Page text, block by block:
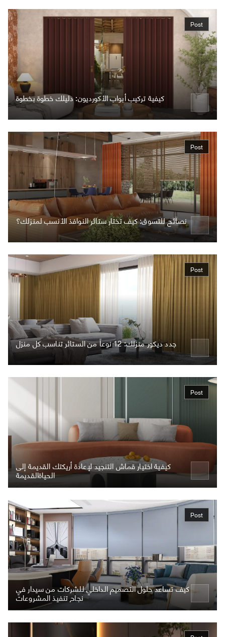
Post
كيفية تركيب أبواب الأكورديون: دليلك خطوة بخطوة
Post
نصائح للتسوق: كيف تختار ستائر النوافذ الأنسب لمنزلك؟
Post
جدد ديكور منزلك: 12 نوعاً من الستائر تناسب كل منزل
Post
كيفية اختيار قماش التنجيد لإعادة أريكتك القديمة إلى
الحياةالقديمة
Post
كيف تساعد حلول التصميم الداخلي للشركات من سيدار في
نجاح تنفيذ المشروعات